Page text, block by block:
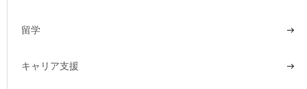
留学
キャリア支援